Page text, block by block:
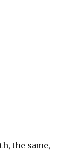
the same,